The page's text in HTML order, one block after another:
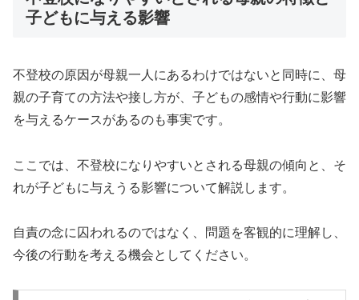
子どもに与える影響
不登校の原因が母親一人にあるわけではないと同時に、母
親の子育ての方法や接し方が、子どもの感情や行動に影響
を与えるケースがあるのも事実です。
ここでは、不登校になりやすいとされる母親の傾向と、そ
れが子どもに与えうる影響について解説します。
自責の念に囚われるのではなく、問題を客観的に理解し、
今後の行動を考える機会としてください。